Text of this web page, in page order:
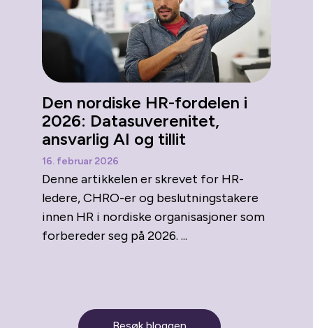
Den nordiske HR-fordelen i
2026: Datasuverenitet,
ansvarlig AI og tillit
16. februar 2026
Denne artikkelen er skrevet for HR-
ledere, CHRO-er og beslutningstakere
innen HR i nordiske organisasjoner som
forbereder seg på 2026. ...